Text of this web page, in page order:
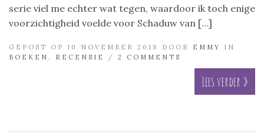
serie viel me echter wat tegen, waardoor ik toch enige
voorzichtigheid voelde voor Schaduw van […]
GEPOST OP 10 NOVEMBER 2018 DOOR EMMY
IN
BOEKEN
RECENSIE / 2 COMMENTS
Lees verder »